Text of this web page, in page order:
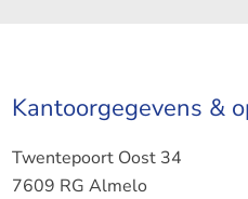
Kantoorgegevens &
Twentepoort Oost 34
7609 RG Almelo